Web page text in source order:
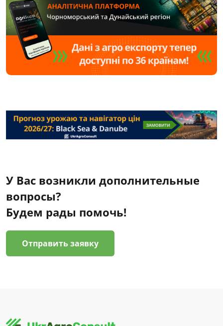
У Вас возникли дополнительные
вопросы?
Будем рады помочь!
Отправить заявку